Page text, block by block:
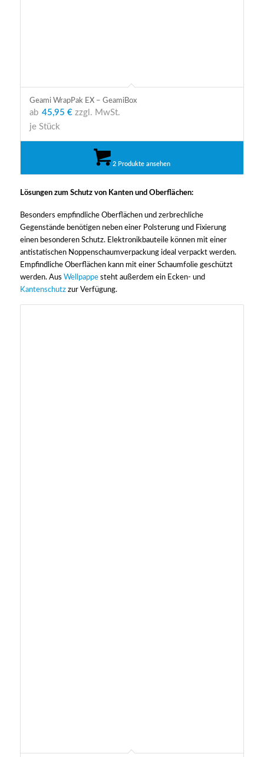
Geami WrapPak EX – GeamiBox
ab 45,95 €zzgl. MwSt.
je Stück
2 Produkte ansehen
Lösungen zum Schutz von Kanten und Oberflächen:
Besonders empfindliche Oberflächen und zerbrechliche
Gegenstände benötigen neben einer Polsterung und Fixierung
einen besonderen Schutz. Elektronikbauteile können mit einer
antistatischen Noppenschaumverpackung ideal verpackt werden.
Empfindliche Oberflächen kann mit einer Schaumfolie geschützt
werden. Aus Wellpappesteht außerdem ein Ecken- und
Kantenschutzzur Verfügung.